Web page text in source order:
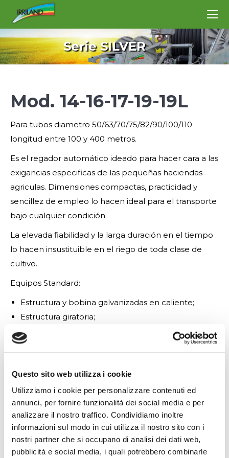
Questo sito web utilizza i cookie
Utilizziamo i cookie per personalizzare contenuti ed
annunci, per fornire funzionalità dei social media e per
analizzare il nostro traffico. Condividiamo inoltre
informazioni sul modo in cui utilizza il nostro sito con i
nostri partner che si occupano di analisi dei dati web,
pubblicità e social media, i quali potrebbero combinarle
Serie SILVER
Mod. 14-16-17-19-19L
Para tubos diametro 50/63/70/75/82/90/100/110
longitud entre 100 y 400 metros.
Es el regador automático ideado para hacer cara a las
exigancias especificas de las pequeñas haciendas
agriculas. Dimensiones compactas, practicidad y
sencillez de empleo lo hacen ideal para el transporte
bajo cualquier condición.
La elevada fiabilidad y la larga duración en el tiempo
lo hacen insustituible en el riego de toda clase de
cultivo.
Equipos Standard:
Estructura y bobina galvanizadas en caliente;
Estructura giratoria;
Accionamiento por medio de turbina parcializada;
Turbina en hierro fundido, embridada sobre al
Caja reductora con cambio de velocidad y toma de
fuerza;
Freno automático;
Cuentametros electrònico;
Manòmetro;
Cañon con serie de boquillas;